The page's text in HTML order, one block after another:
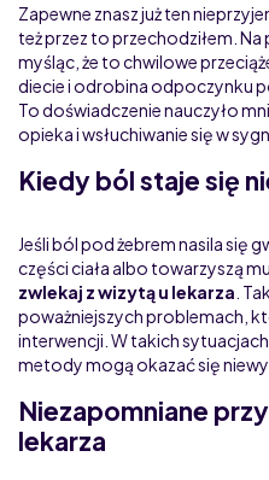
Zapewne znasz już ten
też przez to przechodziłem.
myśląc, że to chwilowe
diecie i odrobina odpoczynku
To doświadczenie nauczyło
opieka i wsłuchiwanie się w
Kiedy ból staje się
Jeśli ból pod żebrem nasila się
części ciała albo towarzyszą
zwlekaj z wizytą u lekarza .
poważniejszych problemach,
interwencji. W takich
metody mogą okazać się
Niezapomniane
lekarza